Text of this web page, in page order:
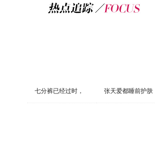
七分裤已经过时， 张天爱都睡前护肤